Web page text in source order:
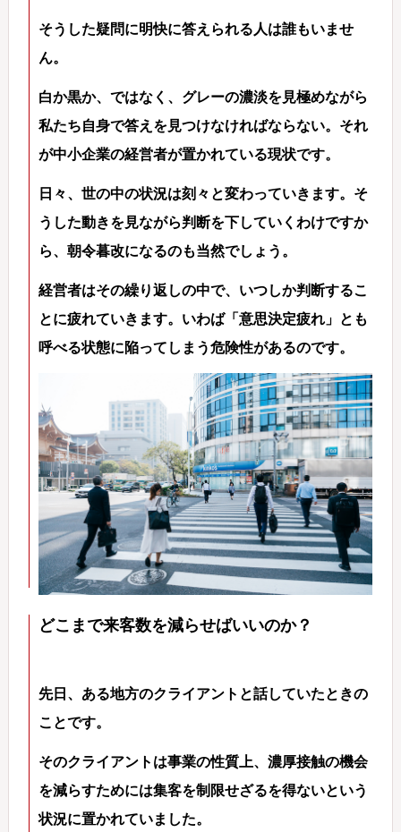
そうした疑問に明快に答えられる人は誰もいませ
ん。
白か黒か、ではなく、グレーの濃淡を見極めながら
私たち自身で答えを見つけなければならない。それ
が中小企業の経営者が置かれている現状です。
日々、世の中の状況は刻々と変わっていきます。そ
うした動きを見ながら判断を下していくわけですか
ら、朝令暮改になるのも当然でしょう。
経営者はその繰り返しの中で、いつしか判断するこ
とに疲れていきます。いわば「意思決定疲れ」とも
呼べる状態に陥ってしまう危険性があるのです。
どこまで来客数を減らせばいいのか？
先日、ある地方のクライアントと話していたときの
ことです。
そのクライアントは事業の性質上、濃厚接触の機会
を減らすためには集客を制限せざるを得ないという
状況に置かれていました。